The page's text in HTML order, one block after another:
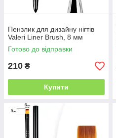
Пензлик для дизайну нігтів
Valeri Liner Brush, 8 мм
Готово до відправки
210 ₴
Купити